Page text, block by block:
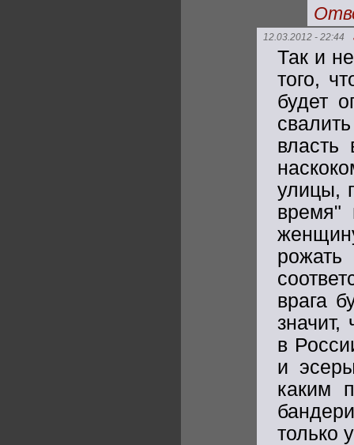
12.03.2012 - 22:44
Так и
того,
будет
власть
улицы,
время"
врага
в
и
каким
только